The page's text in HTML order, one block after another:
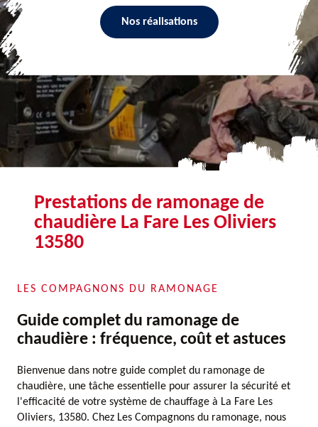
Nos réalisations
Prestations de ramonage de
chaudière La Fare Les Oliviers
13580
LES COMPAGNONS DU RAMONAGE
Guide complet du ramonage de
chaudière : fréquence, coût et astuces
Bienvenue dans notre guide complet du ramonage de
chaudière, une tâche essentielle pour assurer la sécurité et
l'efficacité de votre système de chauffage à La Fare Les
Oliviers, 13580. Chez Les Compagnons du ramonage, nous